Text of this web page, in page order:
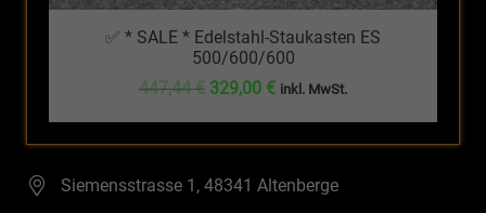
✅ * SALE * Edelstahl-Staukasten ES
500/600/600
447,44€ Ursprünglicher
Preis
war:
447,44 €
329,00 €Aktueller
Preis
ist:
329,00 €.
inkl. MwSt.
Siemensstrasse 1, 48341 Altenberge